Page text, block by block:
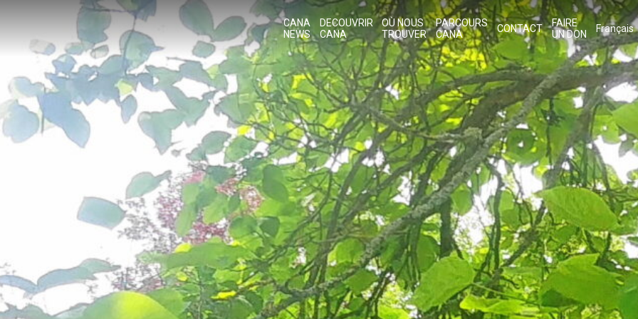
CANA
NEWS
DECOUVRIR
CANA
OÙ NOUS
TROUVER
PARCOURS
CANA
CONTACT
FAIRE
UN DON
Français